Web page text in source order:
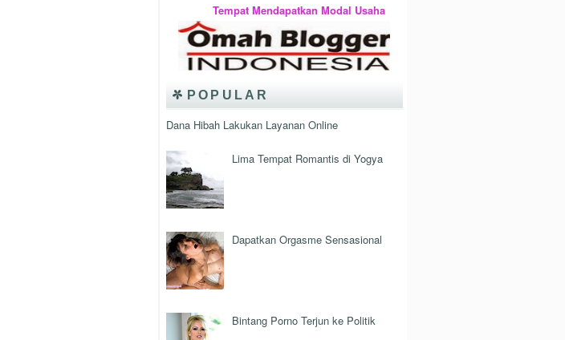
Tempat Mendapatkan Modal Usaha
POPULAR
Dana Hibah Lakukan Layanan Online
Lima Tempat Romantis di Yogya
Dapatkan Orgasme Sensasional
Bintang Porno Terjun ke Politik